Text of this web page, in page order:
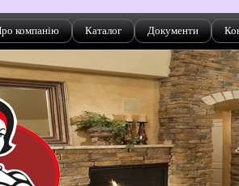
компанію Каталог Документи